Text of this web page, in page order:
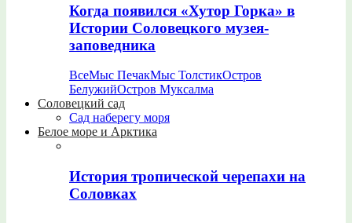
Когда появился «Хутор Горка» в
Истории Соловецкого музея-
заповедника
ВсеМыс ПечакМыс ТолстикОстров
БелужийОстров Муксалма
Соловецкий сад
Сад наберегу моря
Белое море и Арктика
История тропической черепахи на
Соловках